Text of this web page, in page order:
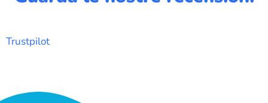
Trustpilot